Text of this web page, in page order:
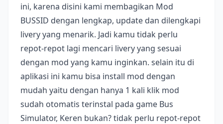
ini, karena disini kami membagikan Mod
BUSSID dengan lengkap, update dan dilengkapi
livery yang menarik. Jadi kamu tidak perlu
repot-repot lagi mencari livery yang sesuai
dengan mod yang kamu inginkan. selain itu di
aplikasi ini kamu bisa install mod dengan
mudah yaitu dengan hanya 1 kali klik mod
sudah otomatis terinstal pada game Bus
Simulator, Keren bukan? tidak perlu repot-repot